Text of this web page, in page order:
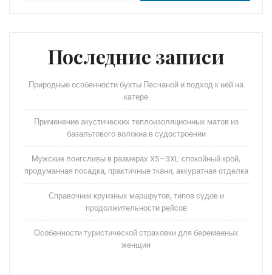
s
ni
ki
Последние записи
Природные особенности бухты Песчаной и подход к ней на
катере
Применение акустических теплоизоляционных матов из
базальтового волокна в судостроении
Мужские лонгсливы в размерах XS–3XL: спокойный крой,
продуманная посадка, практичные ткани, аккуратная отделка
Справочник круизных маршрутов, типов судов и
продолжительности рейсов
Особенности туристической страховки для беременных
женщин